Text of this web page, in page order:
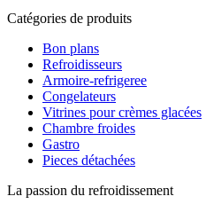
Catégories de produits
Bon plans
Refroidisseurs
Armoire-refrigeree
Congelateurs
Vitrines pour crèmes glacées
Chambre froides
Gastro
Pieces détachées
La passion du refroidissement